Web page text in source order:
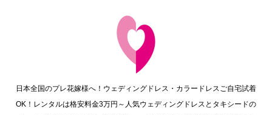
日本全国のプレ花嫁様へ！ウェディングドレス・カラードレスご自宅試着
OK！レンタルは格安料金3万円～人気ウェディングドレスとタキシードの